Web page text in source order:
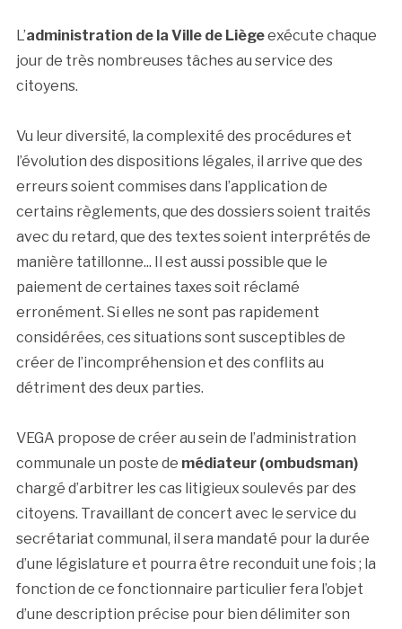
L’administration de la Ville de Liègeexécute chaque
jour de très nombreuses tâches au service des
citoyens.
Vu leur diversité, la complexité des procédures et
l’évolution des dispositions légales, il arrive que des
erreurs soient commises dans l’application de
certains règlements, que des dossiers soient traités
avec du retard, que des textes soient interprétés de
manière tatillonne... Il est aussi possible que le
paiement de certaines taxes soit réclamé
erronément. Si elles ne sont pas rapidement
considérées, ces situations sont susceptibles de
créer de l’incompréhension et des conflits au
détriment des deux parties.
VEGA propose de créer au sein de l’administration
communale un poste de médiateur (ombudsman)
chargé d’arbitrer les cas litigieux soulevés par des
citoyens. Travaillant de concert avec le service du
secrétariat communal, il sera mandaté pour la durée
d’une législature et pourra être reconduit une fois ; la
fonction de ce fonctionnaire particulier fera l’objet
d’une description précise pour bien délimiter son